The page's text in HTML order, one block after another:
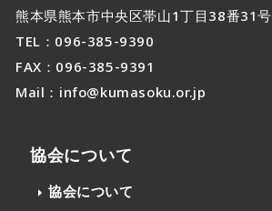
熊本県熊本市中央区帯山1丁目38番31号
TEL： 096-385-9390
FAX：096-385-9391
Mail： info@kumasoku.or.jp
協会について
協会について